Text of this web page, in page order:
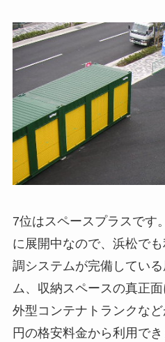
7位はスペースプラスです
に展開中なので、浜松で
調システムが完備してい
ム、収納スペースの真正
外型コンテナトランクな
円の格安料金から利用でき